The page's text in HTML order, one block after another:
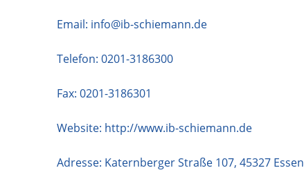
Email: info@ib-schiemann.de
Telefon: 0201-3186300
Fax: 0201-3186301
Website: http://www.ib-schiemann.de
Adresse: Katernberger Straße 107, 45327 Essen